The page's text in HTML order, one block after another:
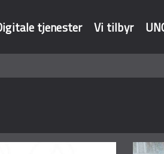
tjenester Vi tilbyr